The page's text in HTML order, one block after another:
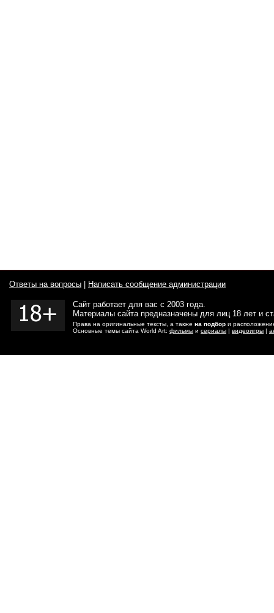
Ответы на вопросы Написать сообщение администрации
Сайт работает для вас с 2003 года.
Материалы сайта предназначены для лиц 18 лет и
Права на оригинальные тексты, а также на подбор и
Основные темы сайта World Art: фильмы и сериалы | видеоигры |